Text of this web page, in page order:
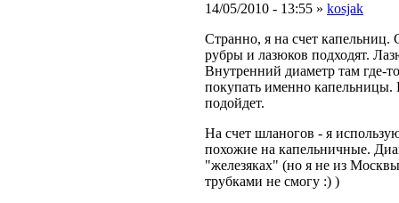
14/05/2010 - 13:55 » kosjak
Странно, я на счет
рубры и лазюков подходят.
Внутренний диаметр там где-
покупать именно капельницы.
подойдет.
На счет шланогов - я
похожие на капельничные.
"железяках" (но я не из
трубками не смогу :) )